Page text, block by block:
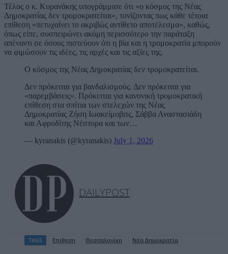
Τέλος ο κ. Κυρανάκης υπογράμμισε ότι «ο κόσμος της Νέας
Δημοκρατίας δεν τρομοκρατείται», τονίζοντας πως κάθε τέτοια
επίθεση «πετυχαίνει το ακριβώς αντίθετο αποτέλεσμα», καθώς,
όπως είπε, συσπειρώνει ακόμη περισσότερο την παράταξη
απέναντι σε όσους πιστεύουν ότι η βία και η τρομοκρατία μπορούν
να φιμώσουν τις ιδέες, τις αρχές και τις αξίες της.
Ο κόσμος της Νέας Δημοκρατίας δεν τρομοκρατείται.
Δεν πρόκειται για βανδαλισμούς. Δεν πρόκειται για
«παρεμβάσεις». Πρόκειται για κανονική τρομοκρατική
επίθεση στα σπίτια των στελεχών της Νέας
Δημοκρατίας Ζήση Ιωακείμοβιτς, Σάββα Αναστασιάδη
και Αφροδίτης Νέστορα και των…
— kyranakis (@kyranakis) July 1, 2026
DAILYPOST
TAGS Επίθεση Θεσσαλονίκη Νέα Δημοκρατία